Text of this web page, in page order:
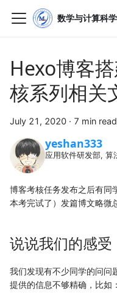
数学与计算科
Hexo博客
核系列相关
July 21, 2020 · 7 min read
yeshan333
应用软件研发部, 算
博客考核任务发布之后有同
本考完试了）发篇博文略微
说说我们的感受
我们发现有不少同学的问问
提供的信息不够精确，比如：